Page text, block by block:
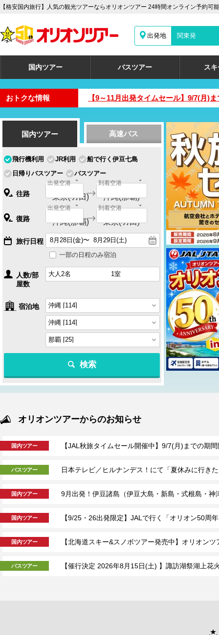
【格安国内旅行】人気の観光ツアーならオリオンツアー 24時間オンライン予約可能
出発地 関東発
国内ツアー バスツアー ス
おトクな情報 【9～11月出発タイムセール】9/7(月)
国内ツアー 高速バス
飛行機利用 JR利用
船で行く伊豆七島
日帰りバスツアー
バスツアー
往路
出発空港
東京(羽田)
到着空港
沖縄(那覇)
復路
出発空港
沖縄(那覇)
到着空港
東京(羽田)
旅行日程
一部の日程のみ宿泊
人数/部
屋数
宿泊地
検索
オリオンツアーからのお知らせ
国内ツアー 【JAL秋旅タイムセール開催中】9/7(月)までの期
バスツアー 日本テレビ／ヒルナンデス！にて「夏休みに行き
国内ツアー 9月出発！伊豆諸島（伊豆大島・新島・式根島・
国内ツアー 【9/25・26出発限定】JALで行く「オリオン50周
国内ツアー 【北海道スキー&スノボツアー発売中】オリオン
バスツアー 【催行決定 2026年8月15日(土) 】諏訪湖祭湖上